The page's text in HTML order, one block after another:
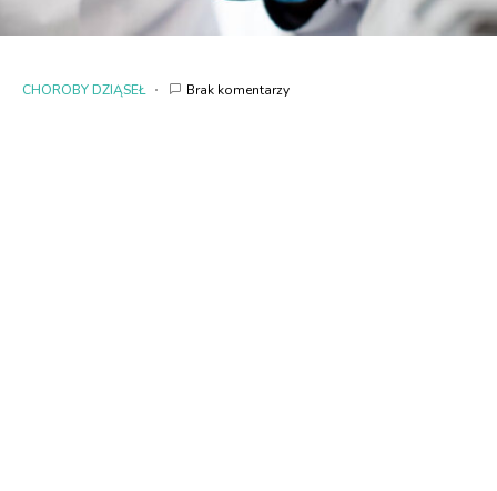
CHOROBY DZIĄSEŁ Brak komentarzy